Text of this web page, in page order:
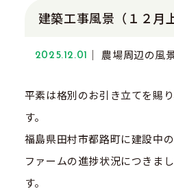
建築工事風景（１２月
2025.12.01 農場周辺の風
平素は格別のお引き立てを賜
す。
福島県田村市都路町に建設中
ファームの進捗状況につきま
す。